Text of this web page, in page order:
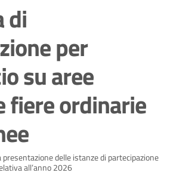
di
per
su aree
fiere ordinarie
notiziadelle istanze di partecipazione
all’anno 2026